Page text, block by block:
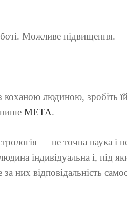
Можливе підвищення.
коханою людиною, зробіть
МЕТА.
— не точна наука і
індивідуальна і, під
них відповідальність